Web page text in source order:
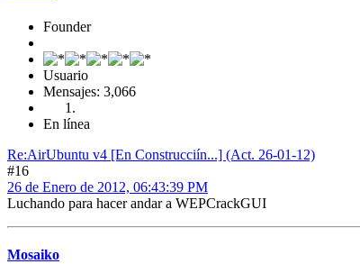
Founder
Usuario
Mensajes: 3,066
En línea
Re:AirUbuntu v4 [En Construcciín...] (Act. 26-01-12)
#16
26 de Enero de 2012, 06:43:39 PM
Luchando para hacer andar a WEPCrackGUI
Mosaiko